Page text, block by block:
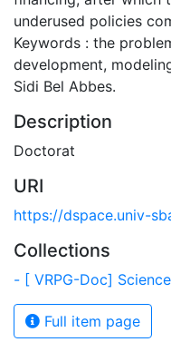
underused policies
Keywords : the
development,
Sidi Bel Abbes.
Description
Doctorat
URI
https://dspace.univ-
Collections
Full item page